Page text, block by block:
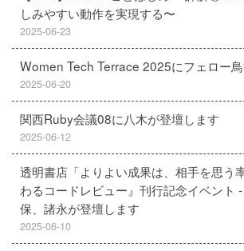
しみやすい動作を実現する〜
2025-06-23
Women Tech Terrace 2025にフェロー
2025-06-20
関西Ruby会議08に八木が登壇します
2025-06-12
透明書店「よりよい成果は、相手を思う
わるコードレビュー』刊行記念イベント
保、諸永が登壇します
2025-06-10